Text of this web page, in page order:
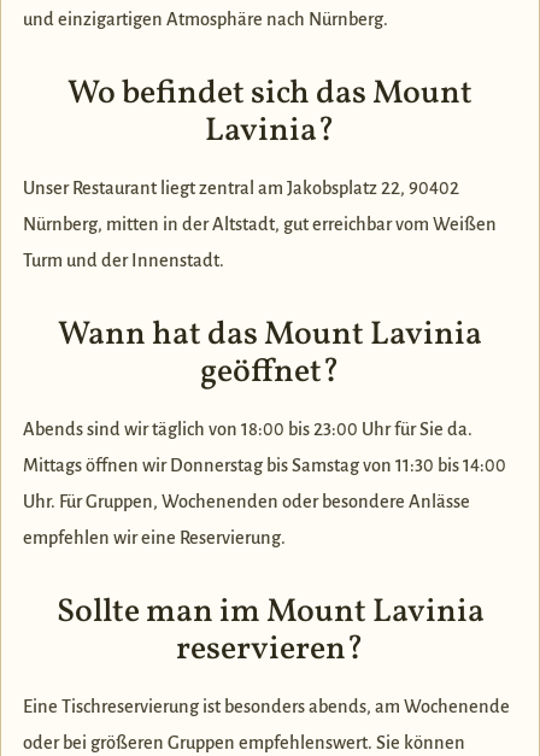
und einzigartigen Atmosphäre nach Nürnberg.
Wo befindet sich das Mount
Lavinia?
Unser Restaurant liegt zentral am Jakobsplatz 22, 90402
Nürnberg, mitten in der Altstadt, gut erreichbar vom Weißen
Turm und der Innenstadt.
Wann hat das Mount Lavinia
geöffnet?
Abends sind wir täglich von 18:00 bis 23:00 Uhr für Sie da.
Mittags öffnen wir Donnerstag bis Samstag von 11:30 bis 14:00
Uhr. Für Gruppen, Wochenenden oder besondere Anlässe
empfehlen wir eine Reservierung.
Sollte man im Mount Lavinia
reservieren?
Eine Tischreservierung ist besonders abends, am Wochenende
oder bei größeren Gruppen empfehlenswert. Sie können